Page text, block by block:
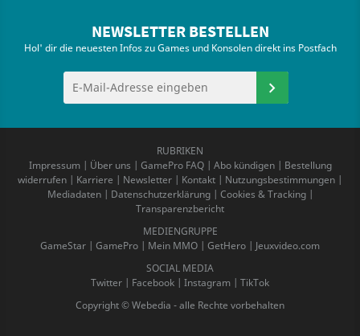
NEWSLETTER BESTELLEN
Hol' dir die neuesten Infos zu Games und Konsolen direkt ins Postfach
RUBRIKEN
Impressum| Über uns | GamePro FAQ| Abo kündigen| Bestellung
widerrufen | Karriere | Newsletter | Kontakt | Nutzungsbestimmungen |
Mediadaten| Datenschutzerklärung| Cookies & Tracking|
Transparenzbericht
MEDIENGRUPPE
GameStar | GamePro | Mein MMO | GetHero | Jeuxvideo.com
SOCIAL MEDIA
Twitter | Facebook | Instagram | TikTok
Copyright © Webedia - alle Rechte vorbehalten